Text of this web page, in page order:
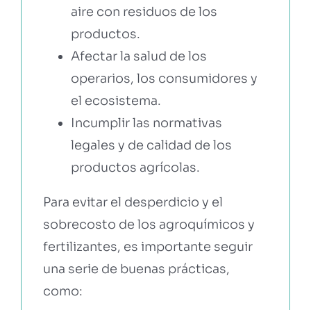
aire con residuos de los
productos.
Afectar la salud de los
operarios, los consumidores y
el ecosistema.
Incumplir las normativas
legales y de calidad de los
productos agrícolas.
Para evitar el desperdicio y el
sobrecosto de los agroquímicos y
fertilizantes, es importante seguir
una serie de buenas prácticas,
como: